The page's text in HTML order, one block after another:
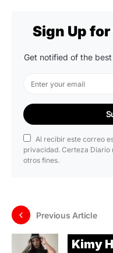
Sign Up
Get notified of the
Al recibir este correo
privacidad. Certeza Diario
otros fines.
Previous Article
Kimy